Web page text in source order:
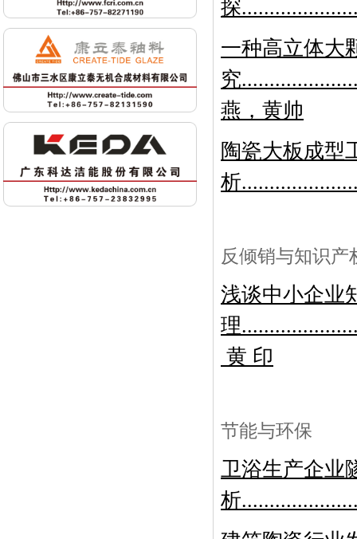
探
一种高立体大
究
燕，黄帅
陶瓷大板成型
析
反倾销与知识产
浅谈中小企业
理
黄 印
节能与环保
卫浴生产企业
析